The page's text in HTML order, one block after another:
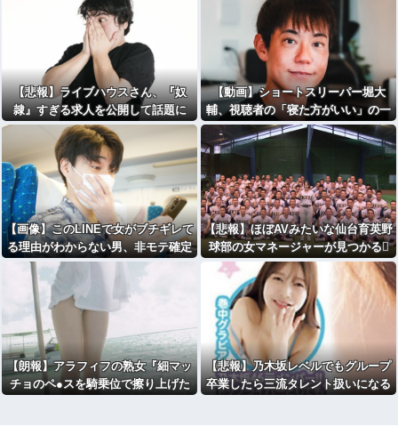
【悲報】ライブハウスさん、『奴
隷』すぎる求人を公開して話題に
【動画】ショートスリーパー堀大
輔、視聴者の「寝た方がいい」の一
言に鬼激怒ｗｗｗｗ
【画像】このLINEで女がブチギレて
る理由がわからない男、非モテ確定
ｗｗｗｗｗｗｗｗｗ
【悲報】ほぼAVみたいな仙台育英野
球部の女マネージャーが見つかる🫪
【朗報】アラフィフの熟女『細マッ
チョのペ●スを騎乗位で擦り上げた
【悲報】乃木坂レベルでもグループ
卒業したら三流タレント扱いになる